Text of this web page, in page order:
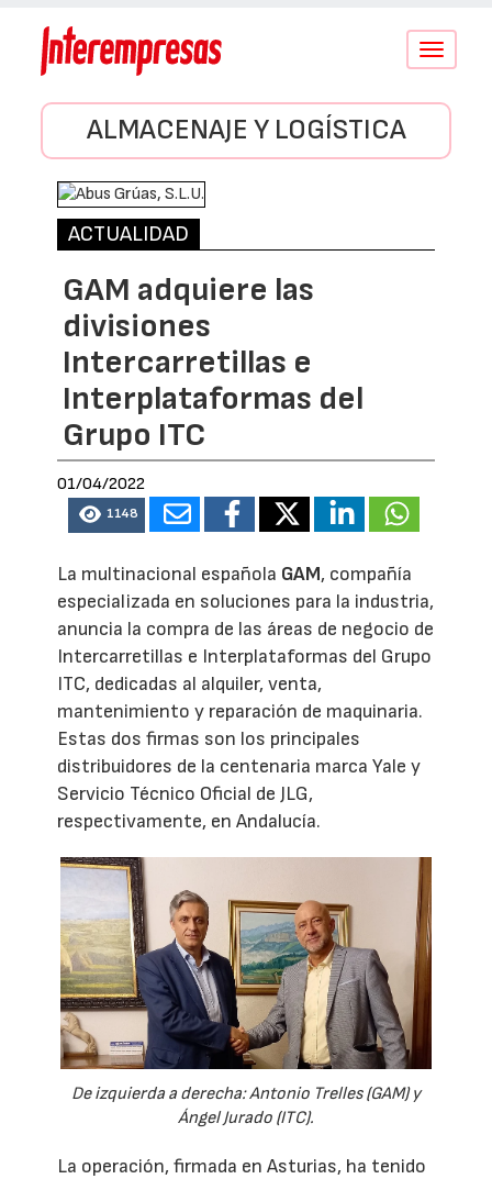
Conmutar
ALMACENAJE Y LOGÍSTICA
ACTUALIDAD
GAM adquiere las
divisiones
Intercarretillas e
Interplataformas del
Grupo ITC
01/04/2022
1148
La multinacional española GAM, compañía
especializada en soluciones para la industria,
anuncia la compra de las áreas de negocio de
Intercarretillas e Interplataformas del Grupo
ITC, dedicadas al alquiler, venta,
mantenimiento y reparación de maquinaria.
Estas dos firmas son los principales
distribuidores de la centenaria marca Yale y
Servicio Técnico Oficial de JLG,
respectivamente, en Andalucía.
De izquierda a derecha: Antonio Trelles (GAM) y
Ángel Jurado (ITC).
La operación, firmada en Asturias, ha tenido